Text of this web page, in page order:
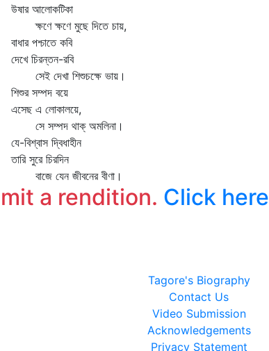
উষার আলোকটিকা
ক্ষণে ক্ষণে মুছে দিতে চায়,
বাধার পশ্চাতে কবি
দেখে চিরন্তন-রবি
সেই দেখা শিশুচক্ষে ভায়।
শিশুর সম্পদ বয়ে
এসেছ এ লোকালয়ে,
সে সম্পদ থাক্‌ অমলিনা।
যে-বিশ্বাস দ্বিধাহীন
তারি সুরে চিরদিন
বাজে যেন জীবনের বীণা।
a rendition. Click here
Tagore's Biography
Contact Us
Video Submission
Acknowledgements
Privacy Statement